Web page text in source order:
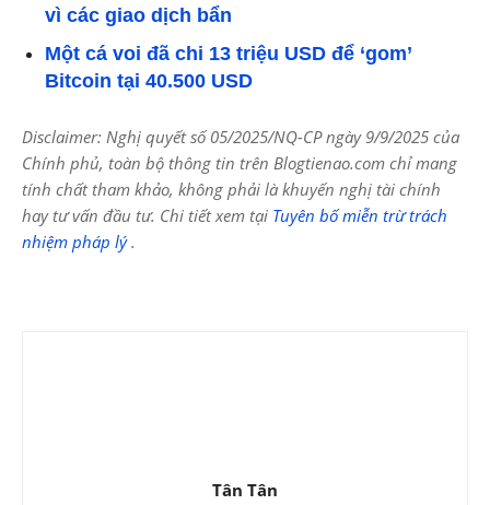
vì các giao dịch bẩn
Một cá voi đã chi 13 triệu USD để ‘gom’
Bitcoin tại 40.500 USD
Disclaimer: Nghị quyết số 05/2025/NQ-CP ngày 9/9/2025 của
Chính phủ, toàn bộ thông tin trên Blogtienao.com chỉ mang
tính chất tham khảo, không phải là khuyến nghị tài chính
hay tư vấn đầu tư. Chi tiết xem tại Tuyên bố miễn trừ trách
nhiệm pháp lý.
Tân Tân